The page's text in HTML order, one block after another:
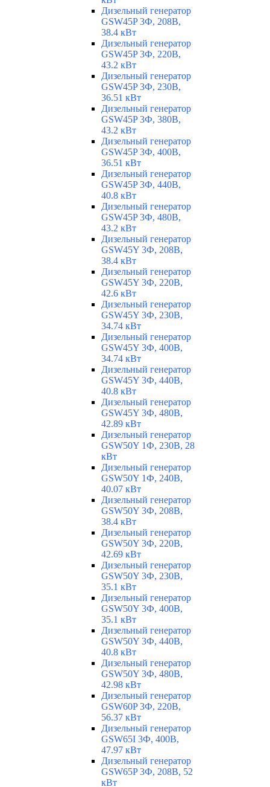
Дизельный генератор
GSW45P 3Ф, 208В,
38.4 кВт
Дизельный генератор
GSW45P 3Ф, 220В,
43.2 кВт
Дизельный генератор
GSW45P 3Ф, 230В,
36.51 кВт
Дизельный генератор
GSW45P 3Ф, 380В,
43.2 кВт
Дизельный генератор
GSW45P 3Ф, 400В,
36.51 кВт
Дизельный генератор
GSW45P 3Ф, 440В,
40.8 кВт
Дизельный генератор
GSW45P 3Ф, 480В,
43.2 кВт
Дизельный генератор
GSW45Y 3Ф, 208В,
38.4 кВт
Дизельный генератор
GSW45Y 3Ф, 220В,
42.6 кВт
Дизельный генератор
GSW45Y 3Ф, 230В,
34.74 кВт
Дизельный генератор
GSW45Y 3Ф, 400В,
34.74 кВт
Дизельный генератор
GSW45Y 3Ф, 440В,
40.8 кВт
Дизельный генератор
GSW45Y 3Ф, 480В,
42.89 кВт
Дизельный генератор
GSW50Y 1Ф, 230В, 28
кВт
Дизельный генератор
GSW50Y 1Ф, 240В,
40.07 кВт
Дизельный генератор
GSW50Y 3Ф, 208В,
38.4 кВт
Дизельный генератор
GSW50Y 3Ф, 220В,
42.69 кВт
Дизельный генератор
GSW50Y 3Ф, 230В,
35.1 кВт
Дизельный генератор
GSW50Y 3Ф, 400В,
35.1 кВт
Дизельный генератор
GSW50Y 3Ф, 440В,
40.8 кВт
Дизельный генератор
GSW50Y 3Ф, 480В,
42.98 кВт
Дизельный генератор
GSW60P 3Ф, 220В,
56.37 кВт
Дизельный генератор
GSW65I 3Ф, 400В,
47.97 кВт
Дизельный генератор
GSW65P 3Ф, 208В, 52
кВт